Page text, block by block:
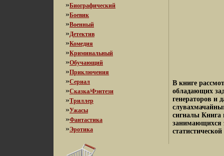
»Биографический
»Боевик
»Военный
»Детектив
»Комедия
»Криминальный
»Обучающий
»Приключения
»Сериал
»Сказка/Фэнтези
»Триллер
»Ужасы
»Фантастика
»Эротика
В книге
обладающих
генераторов и
сигналы Книга
занимающихся